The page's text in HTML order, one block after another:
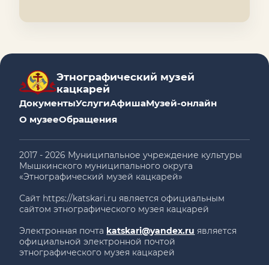
Этнографический музей
кацкарей
ДокументыУслугиАфишаМузей-онлайн
О музееОбращения
2017 - 2026 Муниципальное учреждение культуры
Мышкинского муниципального округа
«Этнографический музей кацкарей»
Сайт https://katskari.ru является официальным
сайтом этнографического музея кацкарей
Электронная почта katskari@yandex.ru является
официальной электронной почтой
этнографического музея кацкарей